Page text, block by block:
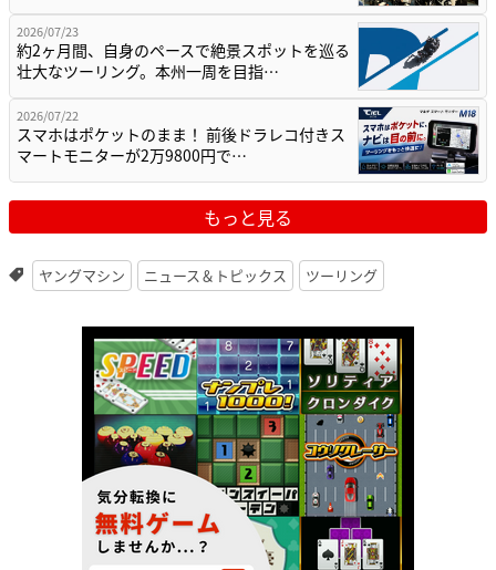
2026/07/23
約2ヶ月間、自身のペースで絶景スポットを巡る
壮大なツーリング。本州一周を目指…
2026/07/22
スマホはポケットのまま！ 前後ドラレコ付きス
マートモニターが2万9800円で…
もっと見る
ヤングマシン ニュース＆トピックス ツーリング